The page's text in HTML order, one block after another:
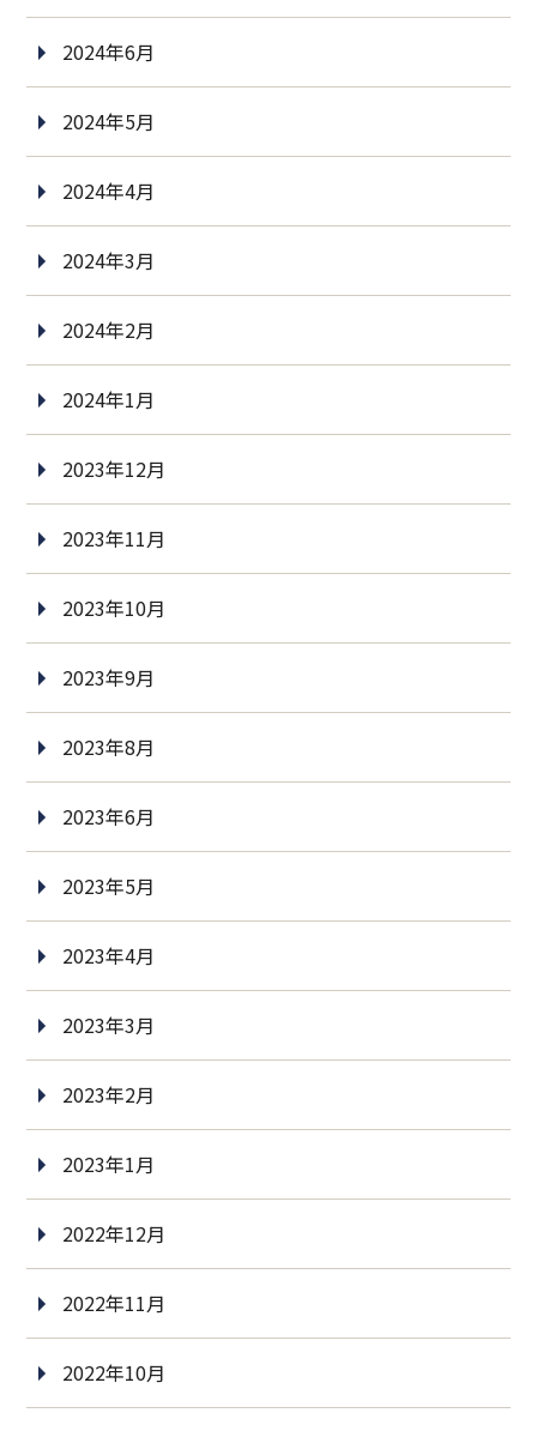
2024年6月
2024年5月
2024年4月
2024年3月
2024年2月
2024年1月
2023年12月
2023年11月
2023年10月
2023年9月
2023年8月
2023年6月
2023年5月
2023年4月
2023年3月
2023年2月
2023年1月
2022年12月
2022年11月
2022年10月